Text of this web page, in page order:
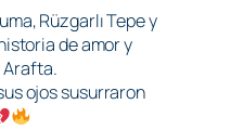
Rüzgarlı Tepe y
de amor y
ojos susurraron